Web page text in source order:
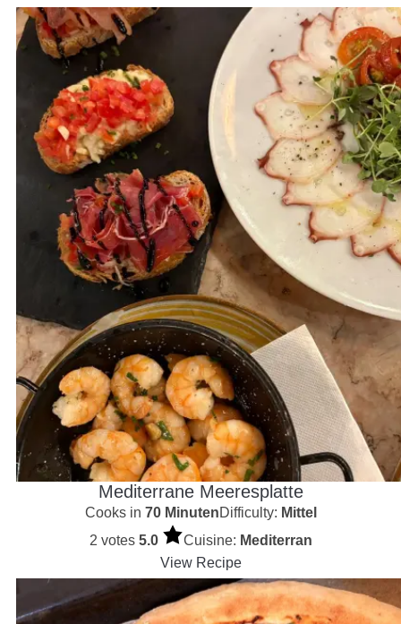
Mediterrane Meeresplatte
Cooks in 70 MinutenDifficulty: Mittel
2 votes 5.0 Cuisine: Mediterran
View Recipe